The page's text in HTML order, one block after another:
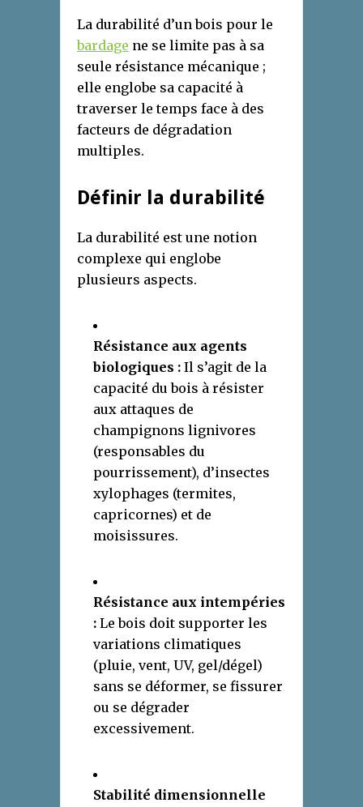
La durabilité d’un bois pour le
bardage ne se limite pas à sa
seule résistance mécanique ;
elle englobe sa capacité à
traverser le temps face à des
facteurs de dégradation
multiples.
Définir la durabilité
La durabilité est une notion
complexe qui englobe
plusieurs aspects.
Résistance aux agents
biologiques : Il s’agit de la
capacité du bois à résister
aux attaques de
champignons lignivores
(responsables du
pourrissement), d’insectes
xylophages (termites,
capricornes) et de
moisissures.
Résistance aux intempéries
: Le bois doit supporter les
variations climatiques
(pluie, vent, UV, gel/dégel)
sans se déformer, se fissurer
ou se dégrader
excessivement.
Stabilité dimensionnelle